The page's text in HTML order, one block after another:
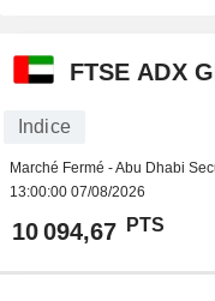
FTSE ADX
Indice
Marché Fermé - Abu Dhabi
13:00:00 07/08/2026
10 094,67 PTS